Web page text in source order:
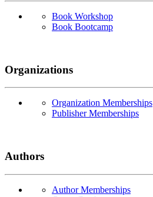
Book Workshop
Book Bootcamp
Organizations
Organization Memberships
Publisher Memberships
Authors
Author Memberships